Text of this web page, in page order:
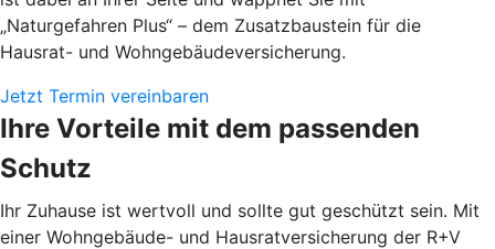
„Naturgefahren Plus“ – dem Zusatzbaustein für die
Hausrat- und Wohngebäudeversicherung.
Jetzt Termin vereinbaren
Ihre Vorteile mit dem passenden
Schutz
Ihr Zuhause ist wertvoll und sollte gut geschützt sein. Mit
einer Wohngebäude- und Hausratversicherung der R+V